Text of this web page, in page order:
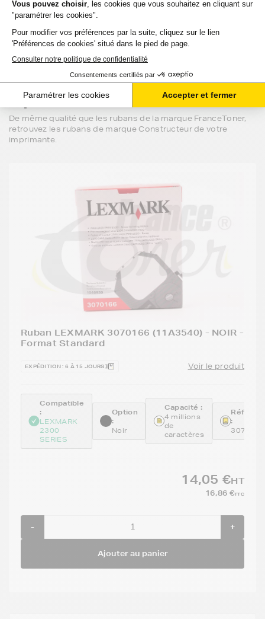
Les rubans Constructeur
pour votre
imprimante LEXMARK 2300 SERIES
De même qualité que les rubans de la marque FranceToner,
retrouvez les rubans de marque Constructeur de votre
imprimante.
Ruban LEXMARK 3070166 (11A3540) - NOIR -
Format Standard
EXPÉDITION : 6 À 15 JOURS Voir le produit
Compatible
:
LEXMARK
2300
SERIES
Option
:
Noir
Capacité :
4 millions
de
caractères
:
3070166
14,05 €HT
16,86 €TTC
- +
Ajouter au panier